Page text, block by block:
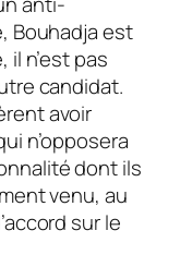
Bouhadja est
il n’est pas
candidat.
avoir
n’opposera
dont ils
venu, au
sur le